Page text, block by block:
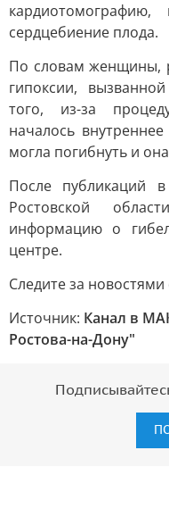
сердцебиение плода.
По словам женщины,
гипоксии,
того, из-за
началось
могла погибнуть и
После публикаций
Ростовской
информацию о
центре.
Следите за
Источник: Канал в
Ростова-на-Дону"